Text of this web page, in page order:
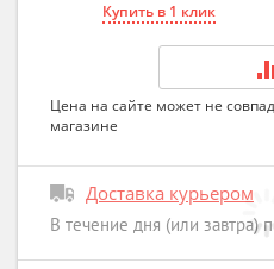
Купить в 1 клик
Цена на сайте может не
магазине
Доставка курьером
В течение дня (или завтра)